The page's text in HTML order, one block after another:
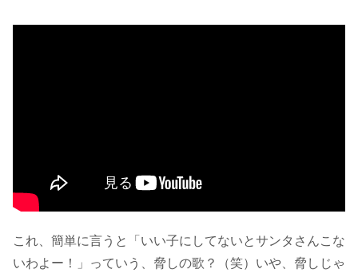
これ、簡単に言うと「いい子にしてないとサンタさんこな
いわよー！」っていう、脅しの歌？（笑）いや、脅しじゃ